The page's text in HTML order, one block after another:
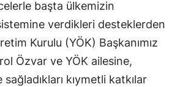
başta ülkemizin
verdikleri desteklerden
Kurulu (YÖK) Başkanımız
Özvar ve YÖK ailesine,
kıymetli katkılar